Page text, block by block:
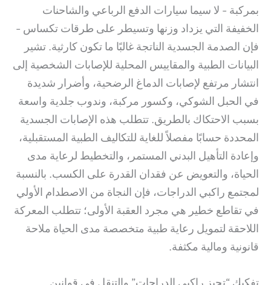
بمركبة - لا سيما سيارات الدفع الرباعي والشاحنات
الخفيفة التي يزداد وزنها وتسيطر على طرقات تكساس -
فإن الصدمة الجسدية الناتجة غالبًا ما تكون كارثية. تشير
البيانات الطبية والمقاييس المحلية للإصابات الشخصية إلى
انتشار مرتفع لإصابات الدماغ الرضحية، وأضرار شديدة
في الحبل الشوكي، وكسور مركبة، وندوب جلدية واسعة
بسبب الاحتكاك بالطريق. تتطلب هذه الإصابات الجسدية
المحددة حسابًا مفصلاً للغاية للتكاليف الطبية المستقبلية،
وإعادة التأهيل البدني المستمر، والتخطيط لرعاية مدى
الحياة، والتعويض عن فقدان القدرة على الكسب. بالنسبة
لمجتمع راكبي الدراجات، فإن النجاة من الاصطدام الأولي
في تقاطع خطير هي مجرد العقبة الأولى؛ تتطلب المعركة
اللاحقة لتمويل رعاية طبية متخصصة مدى الحياة ملاحة
قانونية ومالية مكثفة.